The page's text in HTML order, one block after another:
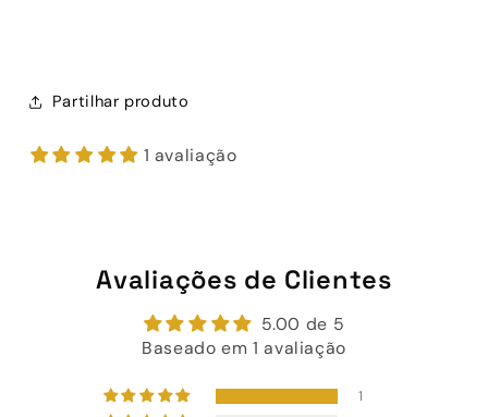
Partilhar produto
1 avaliação
Avaliações de Clientes
5.00 de 5
Baseado em 1 avaliação
1